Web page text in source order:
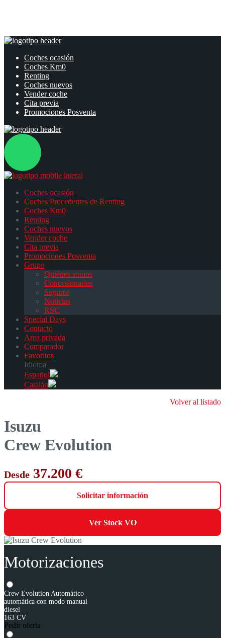
Coches ocasión
Coches Km0
Renting
Coches nuevos
Vender coche
Cita previa
Promociones Posventa
Coches ocasión
Coches Procedentes de Renting
Coches Km0
Renting
Coches nuevos
Vender coche
Cita previa
Promociones Posventa
Grupo
Quiénes somos
Concesionarios
Seguros
Noticias
RSC
Special Days
Contacto
Area privada
Comparador
Favoritos
Idioma
Español
Catalán
Volver al listado
Isuzu
Crew Evolution
Desde 37.200 €
Solicitar información
Ver Stock VO
Motorizaciones
Crew Evolution Automático
automática con modo manual
diesel
163 CV
Pedir oferta